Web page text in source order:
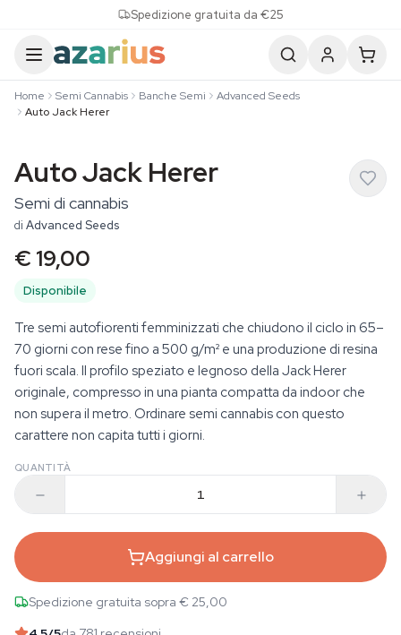
Spedizione gratuita da €25
Home Semi Cannabis Banche Semi
Advanced Seeds
Auto Jack Herer
Auto Jack Herer
Semi di cannabis
di Advanced Seeds
€ 19,00
Disponibile
Tre semi autofiorenti femminizzati che chiudono il ciclo in 65–
70 giorni con rese fino a 500 g/m² e una produzione di resina
fuori scala. Il profilo speziato e legnoso della Jack Herer
originale, compresso in una pianta compatta da indoor che
non supera il metro. Ordinare semi cannabis con questo
carattere non capita tutti i giorni.
QUANTITÀ
Aggiungi al carrello
Spedizione gratuita sopra € 25,00